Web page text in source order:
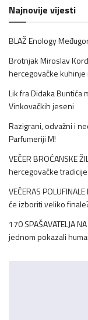
Najnovije vijesti
BLAŽ Enology
Brotnjak Miroslav
hercegovačke
Lik fra Didaka
Vinkovačkih jeseni
Razigrani, odvažni i
Parfumeriji M!
VEČER BROĆANSKE
hercegovačke tradicije
VEČERAS
će izboriti veliko
170 SPAŠAVATELJA
jednom pokazali